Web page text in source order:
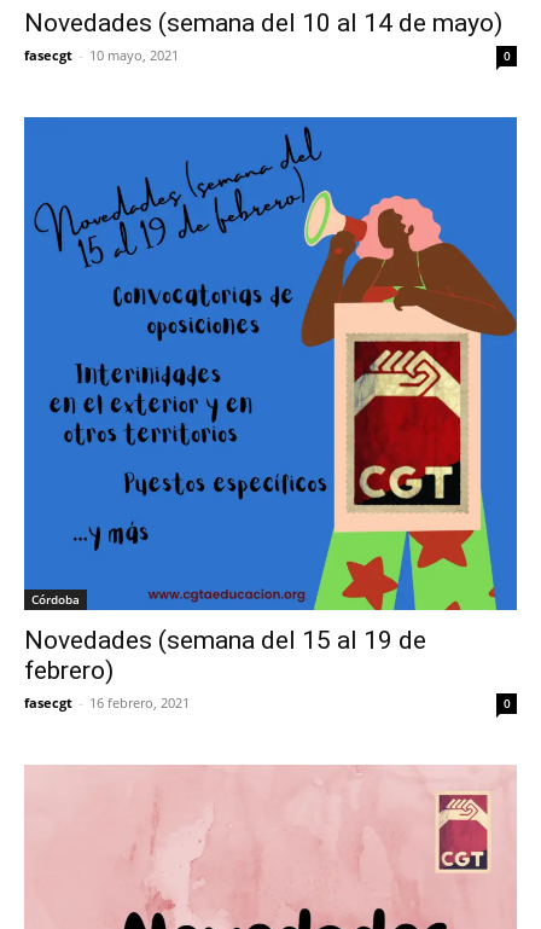
Novedades (semana del 10 al 14 de mayo)
fasecgt - 10 mayo, 2021 0
Córdoba
Novedades (semana del 15 al 19 de
febrero)
fasecgt - 16 febrero, 2021 0